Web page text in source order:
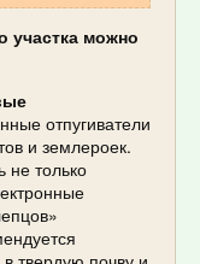
участка можно
отпугиватели
и землероек.
не только